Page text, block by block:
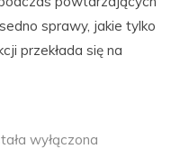
sprawy, jakie tylko
przekłada się na
wyłączona